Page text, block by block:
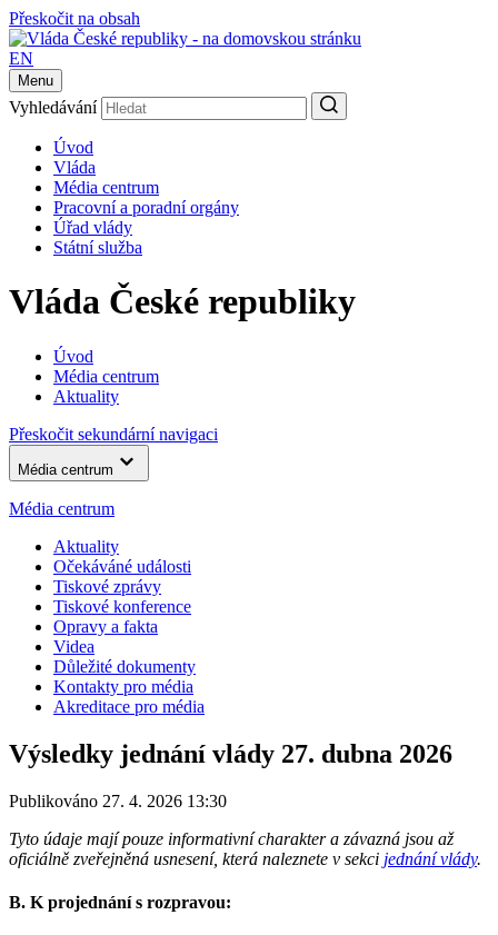
Přeskočit na obsah
EN
Menu
Vyhledávání
Úvod
Vláda
Média centrum
Pracovní a poradní orgány
Úřad vlády
Státní služba
Vláda České republiky
Úvod
Média centrum
Aktuality
Přeskočit sekundární navigaci
Média centrum
Média centrum
Aktuality
Očekáváné události
Tiskové zprávy
Tiskové konference
Opravy a fakta
Videa
Důležité dokumenty
Kontakty pro média
Akreditace pro média
Výsledky jednání vlády 27. dubna 2026
Publikováno 27. 4. 2026 13:30
Tyto údaje mají pouze informativní charakter a závazná jsou až
oficiálně zveřejněná usnesení, která naleznete v sekci jednání vlády.
B. K projednání s rozpravou: